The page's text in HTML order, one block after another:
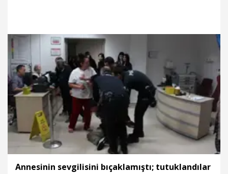
3.04.2026 Gündem
Annesinin sevgilisini bıçaklamıştı; tutuklandılar